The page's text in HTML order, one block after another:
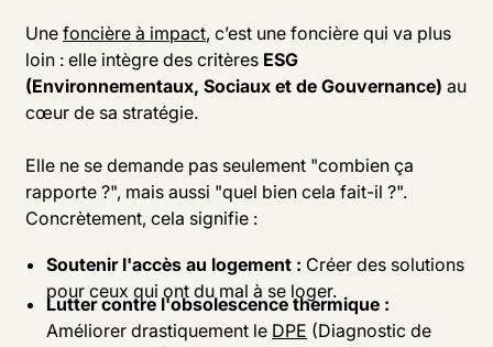
Une foncière à impact, c’est une foncière qui va plus
loin : elle intègre des critères ESG
(Environnementaux, Sociaux et de Gouvernance) au
cœur de sa stratégie.
Elle ne se demande pas seulement "combien ça
rapporte ?", mais aussi "quel bien cela fait-il ?".
Concrètement, cela signifie :
Soutenir l'accès au logement : Créer des solutions
pour ceux qui ont du mal à se loger.
Lutter contre l'obsolescence thermique :
Améliorer drastiquement le DPE (Diagnostic de